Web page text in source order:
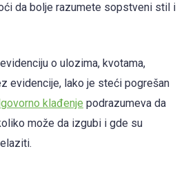
da bolje razumete sopstveni stil i
o ulozima, kvotama,
evidencije, lako je steći pogrešan
klađenje podrazumeva da
može da izgubi i gde su